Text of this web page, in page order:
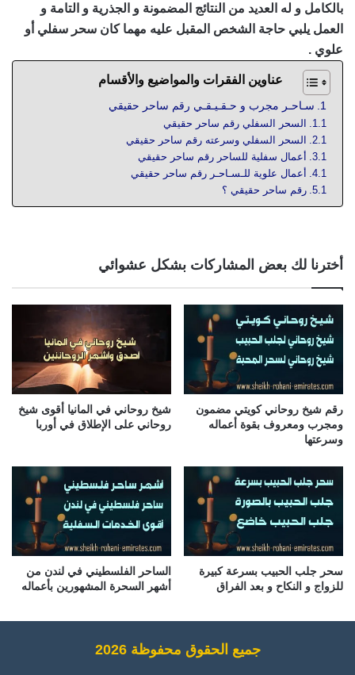
بالكامل و له العديد من النتائج المضمونة و الجذرية و التامة و
العمل يلبي حاجة الشخص المقبل عليه مهما كان سحر سفلي أو
علوي .
عناوين الفقرات والمواضيع والأقسام
سـاحـر مجرب و حـقـيـقـي رقم ساحر حقيقي
السحر السفلي رقم ساحر حقيقي
السحر السفلي وسرعته رقم ساحر حقيقي
أعمال سفلية للساحر رقم ساحر حقيقي
أعمال علوية للـسـاحـر رقم ساحر حقيقي
رقم ساحر حقيقي ؟
أخترنا لك بعض المشاركات بشكل عشوائي
رقم شيخ روحاني كويتي مضمون
ومجرب ومعروف بقوة أعماله
وسرعتها
شيخ روحاني في المانيا أقوى شيخ
روحاني على الإطلاق في أوربا
سحر جلب الحبيب بسرعة كبيرة
للزواج و النكاح و بعد الفراق
الساحر الفلسطيني في لندن من
أشهر السحرة المشهورين بأعماله
جميع الحقوق محفوظة 2026